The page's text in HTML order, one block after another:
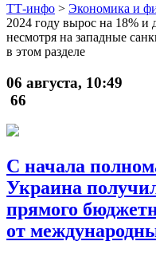
ТТ-инфо > Экономика и
2024 году вырос на 18% и
несмотря на западные
в этом разделе
06 августа, 10:49
66
С начала
Украина
прямого
от